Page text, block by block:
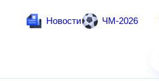
Новости ЧМ-2026